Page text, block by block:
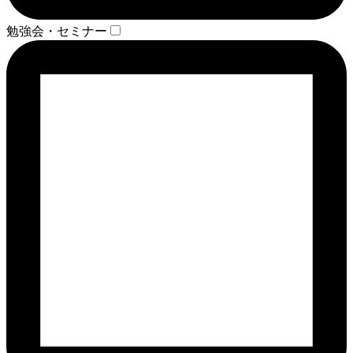
勉強会・セミナー